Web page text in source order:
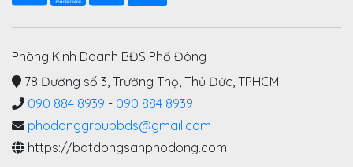
Phòng Kinh Doanh BĐS Phố Đông
78 Đường số 3, Trường Thọ, Thủ Đức, TPHCM
090 884 8939 - 090 884 8939
phodonggroupbds@gmail.com
https://batdongsanphodong.com